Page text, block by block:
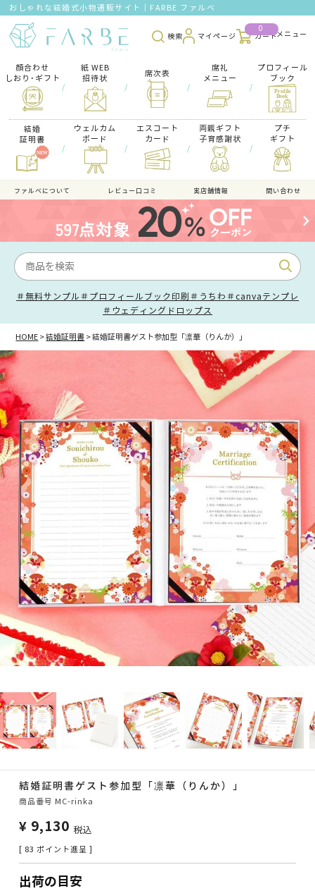
おしゃれな結婚式小物通販サイト｜FARBE ファルベ
検索 マイページ
0
カート
顔合わせ
しおり･ギフト
/
紙 WEB
招待状
/
席次表
/
席礼
メニュー
/
プロフィール
ブック
結婚
証明書
/
ウェルカム
ボード
/
エスコート
カード
/
両親ギフト
子育感謝状
/
プチ
ギフト
ファルべについて レビュー口コミ 実店舗情報 問い合わせ
＃無料サンプル ＃プロフィールブック印刷 ＃うちわ ＃canvaテンプレ
＃ウェディングドロップス
HOME 結婚証明書 結婚証明書ゲスト参加型「凛華（りんか）」
結婚証明書ゲスト参加型「凛華（りんか）」
商品番号 MC-rinka
¥ 9,130 税込
[ 83 ポイント進呈 ]
出荷の目安